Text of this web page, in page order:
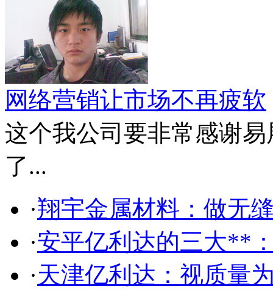
网络营销让市场不再疲软
这个我公司要非常感谢
了...
·翔宇金属材料：做无
·安平亿利达的三大**
·天津亿利达：视质量